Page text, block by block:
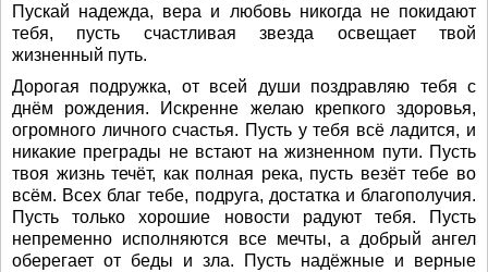
Пускай надежда, вера и любовь никогда не покидают
тебя, пусть счастливая звезда освещает твой
жизненный путь.
Дорогая подружка, от всей души поздравляю тебя с
днём рождения. Искренне желаю крепкого здоровья,
огромного личного счастья. Пусть у тебя всё ладится, и
никакие преграды не встают на жизненном пути. Пусть
твоя жизнь течёт, как полная река, пусть везёт тебе во
всём. Всех благ тебе, подруга, достатка и благополучия.
Пусть только хорошие новости радуют тебя. Пусть
непременно исполняются все мечты, а добрый ангел
оберегает от беды и зла. Пусть надёжные и верные